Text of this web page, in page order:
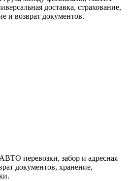
доставка, страхование,
и возврат документов.
перевозки, забор и адресная
документов, хранение,